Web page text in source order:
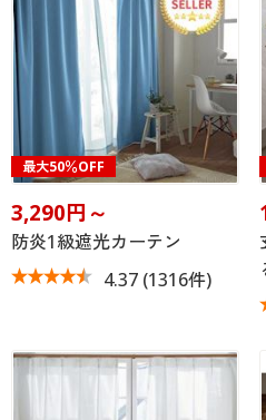
カーテン・ラグ・ファブリック
制服・学生服
ジュニア・ティーンズ下着
大きいサイズ通販すべて
大きいサイズ レディース服
大きいサイズ レディース下着
大きいサイズ メンズ
大きいサイズ 事務・制服
バーゲン
バーゲンセール
シークレットセール
詳細検索
商品カテゴリ一覧
カタログ
カタログ・チラシからのご
カタログ無料プレゼント
ジュニア・ティーンズ下着
大きいサイズ レディース服
大きいサイズ レディース下着
大きいサイズ メンズ
大きいサイズ 事務・制服
バーゲンセール
シークレットセール
詳細検索
商品カテゴリ一覧
カタログ
カタログ・チラシからのご
会員メニュー
最大50％OFF
3,290円～
防炎1級遮光カーテン
4.37 (1316件)